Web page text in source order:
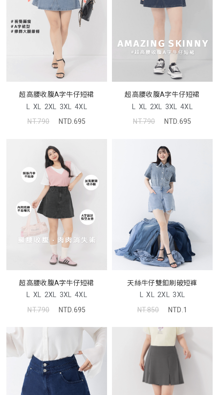
超高腰收腹A字牛仔短裙
L XL 2XL 3XL 4XL
NT.790
NTD.695
超高腰收腹A字牛仔短裙
L XL 2XL 3XL 4XL
NT.790
NTD.695
超高腰收腹A字牛仔短裙
L XL 2XL 3XL 4XL
NT.790
NTD.695
天絲牛仔雙釦刷破短褲
L XL 2XL 3XL
NT.850
NTD.1